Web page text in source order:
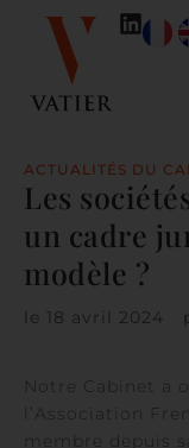
ACTUALITÉS DU
Les
un cadre
modèle ?
le 18 avril 2024
Notre Cabinet a
l’Association
membre depuis